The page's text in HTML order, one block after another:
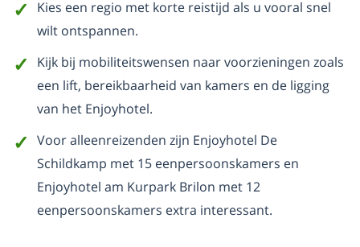
Kies een regio met korte reistijd als u vooral snel
wilt ontspannen.
Kijk bij mobiliteitswensen naar voorzieningen zoals
een lift, bereikbaarheid van kamers en de ligging
van het Enjoyhotel.
Voor alleenreizenden zijn Enjoyhotel De
Schildkamp met 15 eenpersoonskamers en
Enjoyhotel am Kurpark Brilon met 12
eenpersoonskamers extra interessant.